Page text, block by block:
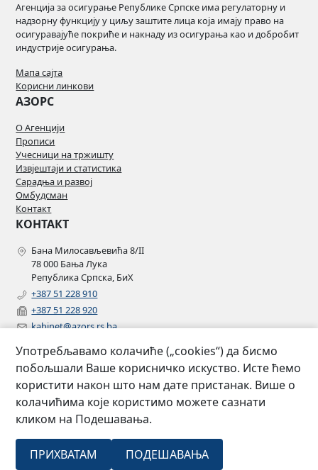
Агенција за осигурање Републике Српске има регулаторну и
надзорну функцију у циљу заштите лица која имају право на
осигуравајуће покриће и накнаду из осигурања као и добробит
индустрије осигурања.
Мапа сајта
Корисни линкови
АЗОРС
О Агенцији
Прописи
Учесници на тржишту
Извјештаји и статистика
Сарадња и развој
Омбудсман
Контакт
КОНТАКТ
Бана Милосављевића 8/II
78 000 Бања Лука
Република Српска, БиХ
+387 51 228 910
+387 51 228 920
kabinet@azors.rs.ba
szzp@azors.rs.ba
ПРАТИТЕ НАС
Facebook
Instagram
Linkedin
2007 –
Агенција за осигурање Републике
Употребљавамо колачиће („cookies“) да бисмо
побољшали Ваше корисничко искуство. Исте ћемо
користити након што нам дате пристанак. Више о
колачићима које користимо можете сазнати
кликом на Подешавања.
ПРИХВАТАМ ПОДЕШАВАЊА